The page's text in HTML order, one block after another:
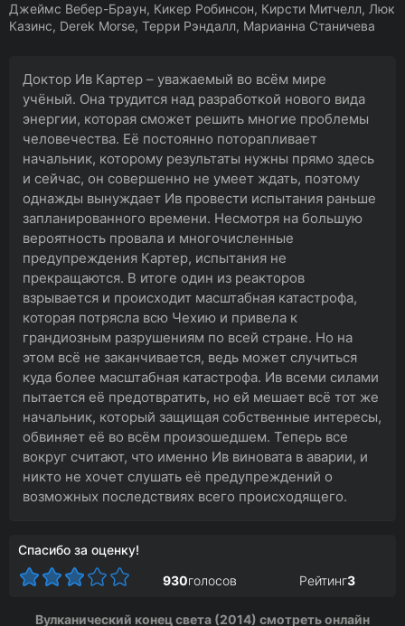
Джеймс Вебер-Браун, Кикер Робинсон, Кирсти Митчелл, Люк
Казинс, Derek Morse, Терри Рэндалл, Марианна Станичева
Доктор Ив Картер – уважаемый во всём мире
учёный. Она трудится над разработкой нового вида
энергии, которая сможет решить многие проблемы
человечества. Её постоянно поторапливает
начальник, которому результаты нужны прямо здесь
и сейчас, он совершенно не умеет ждать, поэтому
однажды вынуждает Ив провести испытания раньше
запланированного времени. Несмотря на большую
вероятность провала и многочисленные
предупреждения Картер, испытания не
прекращаются. В итоге один из реакторов
взрывается и происходит масштабная катастрофа,
которая потрясла всю Чехию и привела к
грандиозным разрушениям по всей стране. Но на
этом всё не заканчивается, ведь может случиться
куда более масштабная катастрофа. Ив всеми силами
пытается её предотвратить, но ей мешает всё тот же
начальник, который защищая собственные интересы,
обвиняет её во всём произошедшем. Теперь все
вокруг считают, что именно Ив виновата в аварии, и
никто не хочет слушать её предупреждений о
возможных последствиях всего происходящего.
Спасибо за оценку!
930голосов Рейтинг3
Вулканический конец света (2014) смотреть онлайн